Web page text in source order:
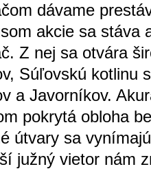
dávame
akcie sa stáva
Z nej sa otvára
Súľovskú kotlinu
a Javorníkov.
pokrytá obloha
útvary sa
južný vietor nám